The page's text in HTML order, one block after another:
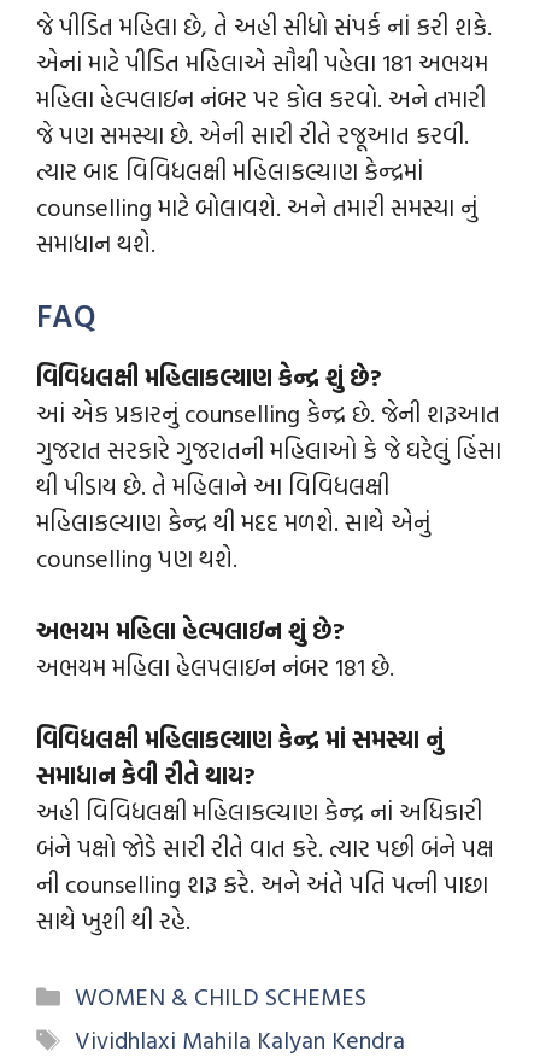
જે પીડિત મહિલા છે, તે અહી સીધો સંપર્ક નાં કરી શકે.
એનાં માટે પીડિત મહિલાએ સૌથી પહેલા 181 અભયમ
મહિલા હેલ્પલાઇન નંબર પર કોલ કરવો. અને તમારી
જે પણ સમસ્યા છે. એની સારી રીતે રજૂઆત કરવી.
ત્યાર બાદ વિવિધલક્ષી મહિલાકલ્યાણ કેન્દ્રમાં
counselling માટે બોલાવશે. અને તમારી સમસ્યા નું
સમાધાન થશે.
FAQ
વિવિધલક્ષી મહિલાકલ્યાણ કેન્દ્ર શું છે?
આં એક પ્રકારનું counselling કેન્દ્ર છે. જેની શરૂઆત
ગુજરાત સરકારે ગુજરાતની મહિલાઓ કે જે ઘરેલું હિંસા
થી પીડાય છે. તે મહિલાને આ વિવિધલક્ષી
મહિલાકલ્યાણ કેન્દ્ર થી મદદ મળશે. સાથે એનું
counselling પણ થશે.
અભયમ મહિલા હેલ્પલાઇન શું છે?
અભયમ મહિલા હેલપલાઇન નંબર 181 છે.
વિવિધલક્ષી મહિલાકલ્યાણ કેન્દ્ર માં સમસ્યા નું
સમાધાન કેવી રીતે થાય?
અહી વિવિધલક્ષી મહિલાકલ્યાણ કેન્દ્ર નાં અધિકારી
બંને પક્ષો જોડે સારી રીતે વાત કરે. ત્યાર પછી બંને પક્ષ
ની counselling શરૂ કરે. અને અંતે પતિ પત્ની પાછા
સાથે ખુશી થી રહે.
WOMEN & CHILD SCHEMES
Vividhlaxi Mahila Kalyan Kendra